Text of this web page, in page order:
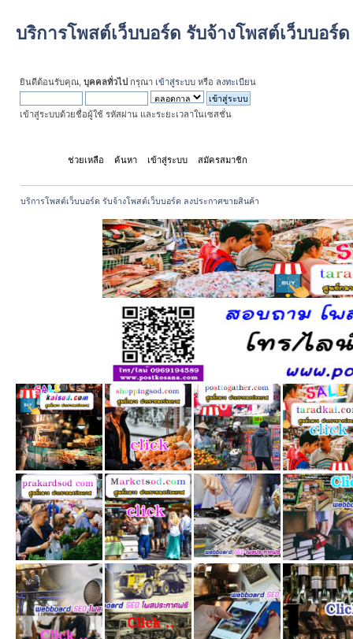
บริการโพสต์เว็บบอร์ด รับจ้างโพสต์เว็บบอร์
ยินดีต้อนรับคุณ, บุคคลทั่วไป กรุณา เข้าสู่ระบบ หรือ ลงทะเบียน
เข้าสู่ระบบด้วยชื่อผู้ใช้ รหัสผ่าน และระยะเวลาในเซสชั่น
ช่วยเหลือ ค้นหา เข้าสู่ระบบ สมัครสมาชิก
บริการโพสต์เว็บบอร์ด รับจ้างโพสต์เว็บบอร์ด ลงประกาศขายสินค้า